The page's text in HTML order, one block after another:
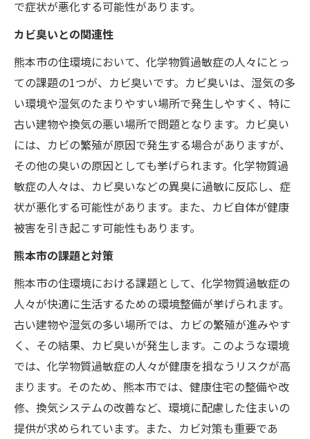
で症状が悪化する可能性があります。
カビ臭いとの関連性
熊本市の住環境において、化学物質過敏症の人々にとっ
ての課題の1つが、カビ臭いです。カビ臭いは、湿気の多
い環境や湿気のたまりやすい場所で発生しやすく、特に
古い建物や換気の悪い場所で問題となります。カビ臭い
には、カビの繁殖が原因で発生する場合がありますが、
その他の臭いの原因としても挙げられます。化学物質過
敏症の人々は、カビ臭いなどの異臭に過敏に反応し、症
状が悪化する可能性があります。また、カビ自体が健康
被害を引き起こす可能性もあります。
熊本市の課題と対策
熊本市の住環境における課題として、化学物質過敏症の
人々が快適に生活するための環境整備が挙げられます。
古い建物や湿気の多い場所では、カビの繁殖が進みやす
く、その結果、カビ臭いが発生します。このような環境
では、化学物質過敏症の人々が健康を損なうリスクが高
まります。そのため、熊本市では、健康住宅の整備や改
修、換気システムの改善など、環境に配慮した住まいの
提供が求められています。また、カビ対策も重要であ